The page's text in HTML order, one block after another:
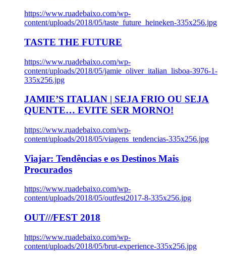
https://www.ruadebaixo.com/wp-
content/uploads/2018/05/taste_future_heineken-335x256.jpg
TASTE THE FUTURE
https://www.ruadebaixo.com/wp-
content/uploads/2018/05/jamie_oliver_italian_lisboa-3976-1-
335x256.jpg
JAMIE’S ITALIAN | SEJA FRIO OU SEJA
QUENTE… EVITE SER MORNO!
https://www.ruadebaixo.com/wp-
content/uploads/2018/05/viagens_tendencias-335x256.jpg
Viajar: Tendências e os Destinos Mais
Procurados
https://www.ruadebaixo.com/wp-
content/uploads/2018/05/outfest2017-8-335x256.jpg
OUT///FEST 2018
https://www.ruadebaixo.com/wp-
content/uploads/2018/05/brut-experience-335x256.jpg